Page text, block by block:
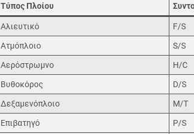
Τύπος Πλοίου
Αλιευτικό F/S
Ατμόπλοιο S/S
Αερόστρωμνο H/C
Βυθοκόρος D/S
Δεξαμενόπλοιο M/T
Επιβατηγό P/S